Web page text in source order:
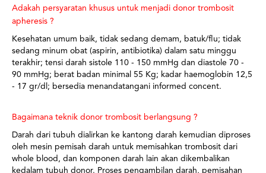
Adakah persyaratan khusus untuk menjadi donor trombosit
apheresis ?
Kesehatan umum baik, tidak sedang demam, batuk/flu; tidak
sedang minum obat (aspirin, antibiotika) dalam satu minggu
terakhir; tensi darah sistole 110 - 150 mmHg dan diastole 70 -
90 mmHg; berat badan minimal 55 Kg; kadar haemoglobin 12,5
- 17 gr/dl; bersedia menandatangani informed concent.
Bagaimana teknik donor trombosit berlangsung ?
Darah dari tubuh dialirkan ke kantong darah kemudian diproses
oleh mesin pemisah darah untuk memisahkan trombosit dari
whole blood, dan komponen darah lain akan dikembalikan
kedalam tubuh donor. Proses pengambilan darah, pemisahan